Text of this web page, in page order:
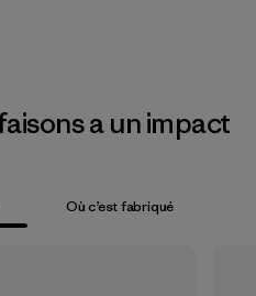
a un impact
Où c’est fabriqué